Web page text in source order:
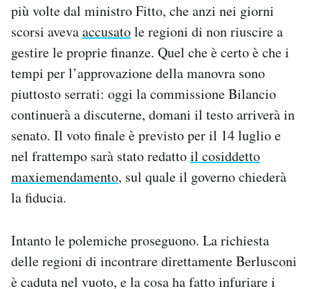
più volte dal ministro Fitto, che anzi nei giorni
scorsi avevaaccusatole regioni di non riuscire a
gestire le proprie finanze. Quel che è certo è che i
tempi per l’approvazione della manovra sono
piuttosto serrati: oggi la commissione Bilancio
continuerà a discuterne, domani il testo arriverà in
senato. Il voto finale è previsto per il 14 luglio e
nel frattempo sarà stato redattoil cosiddetto
maxiemendamento, sul quale il governo chiederà
la fiducia.
Intanto le polemiche proseguono. La richiesta
delle regioni di incontrare direttamente Berlusconi
è caduta nel vuoto, e la cosa ha fatto infuriare i